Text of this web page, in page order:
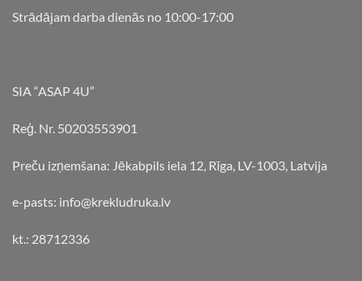
Strādājam darba dienās no 10:00-17:00
SIA “ASAP 4U”
Reģ. Nr. 50203553901
Preču izņemšana: Jēkabpils iela 12, Rīga, LV-1003, Latvija
e-pasts: info@krekludruka.lv
kt.: 28712336